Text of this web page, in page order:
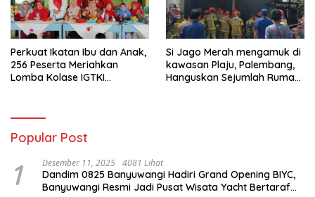
Perkuat Ikatan Ibu dan Anak,
256 Peserta Meriahkan
Lomba Kolase IGTKI
Si Jago Merah mengamuk di
kawasan Plaju, Palembang,
Hanguskan Sejumlah Rumah
Popular Post
1 Desember 11, 2025 4081 Lihat
Dandim 0825 Banyuwangi Hadiri Grand Opening BIYC,
Banyuwangi Resmi Jadi Pusat Wisata Yacht Bertaraf